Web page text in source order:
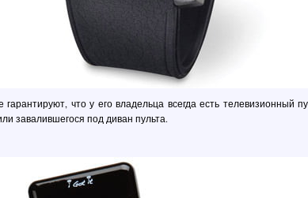
что у его владельца всегда есть телевизионный
завалившегося под диван пульта.